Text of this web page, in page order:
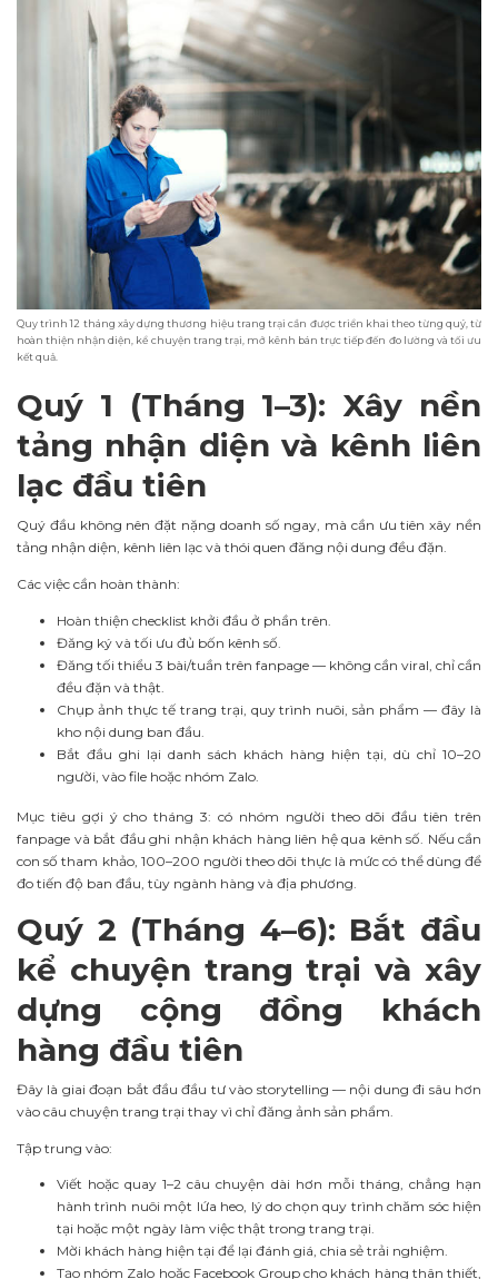
Quy trình 12 tháng xây dựng thương hiệu trang trại cần được triển khai theo từng quý, từ
hoàn thiện nhận diện, kể chuyện trang trại, mở kênh bán trực tiếp đến đo lường và tối ưu
kết quả.
Quý 1 (Tháng 1–3): Xây nền
tảng nhận diện và kênh liên
lạc đầu tiên
Quý đầu không nên đặt nặng doanh số ngay, mà cần ưu tiên xây nền
tảng nhận diện, kênh liên lạc và thói quen đăng nội dung đều đặn.
Các việc cần hoàn thành:
Hoàn thiện checklist khởi đầu ở phần trên.
Đăng ký và tối ưu đủ bốn kênh số.
Đăng tối thiểu 3 bài/tuần trên fanpage — không cần viral, chỉ cần
đều đặn và thật.
Chụp ảnh thực tế trang trại, quy trình nuôi, sản phẩm — đây là
kho nội dung ban đầu.
Bắt đầu ghi lại danh sách khách hàng hiện tại, dù chỉ 10–20
người, vào file hoặc nhóm Zalo.
Mục tiêu gợi ý cho tháng 3: có nhóm người theo dõi đầu tiên trên
fanpage và bắt đầu ghi nhận khách hàng liên hệ qua kênh số. Nếu cần
con số tham khảo, 100–200 người theo dõi thực là mức có thể dùng để
đo tiến độ ban đầu, tùy ngành hàng và địa phương.
Quý 2 (Tháng 4–6): Bắt đầu
kể chuyện trang trại và xây
dựng cộng đồng khách
hàng đầu tiên
Đây là giai đoạn bắt đầu đầu tư vào storytelling — nội dung đi sâu hơn
vào câu chuyện trang trại thay vì chỉ đăng ảnh sản phẩm.
Tập trung vào:
Viết hoặc quay 1–2 câu chuyện dài hơn mỗi tháng, chẳng hạn
hành trình nuôi một lứa heo, lý do chọn quy trình chăm sóc hiện
tại hoặc một ngày làm việc thật trong trang trại.
Mời khách hàng hiện tại để lại đánh giá, chia sẻ trải nghiệm.
Tạo nhóm Zalo hoặc Facebook Group cho khách hàng thân thiết,